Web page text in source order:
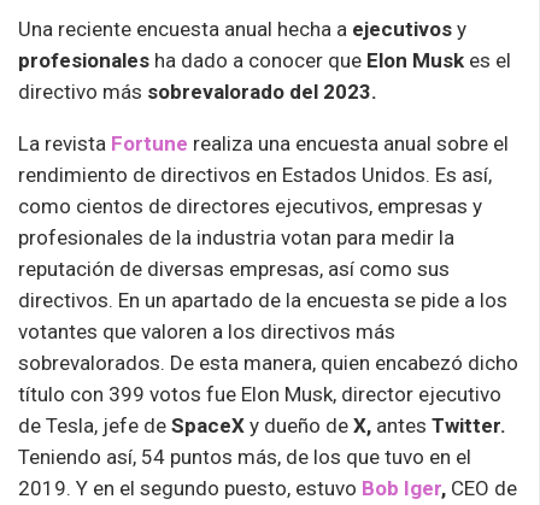
Una reciente encuesta anual hecha a ejecutivos y
profesionales ha dado a conocer que Elon Musk es el
directivo más sobrevalorado del 2023.
La revista Fortune realiza una encuesta anual sobre el
rendimiento de directivos en Estados Unidos. Es así,
como cientos de directores ejecutivos, empresas y
profesionales de la industria votan para medir la
reputación de diversas empresas, así como sus
directivos. En un apartado de la encuesta se pide a los
votantes que valoren a los directivos más
sobrevalorados. De esta manera, quien encabezó dicho
título con 399 votos fue Elon Musk, director ejecutivo
de Tesla, jefe de SpaceX y dueño de X, antes Twitter.
Teniendo así, 54 puntos más, de los que tuvo en el
2019. Y en el segundo puesto, estuvo Bob Iger, CEO de